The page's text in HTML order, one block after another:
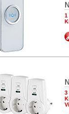
1
3